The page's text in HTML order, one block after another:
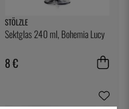
STÖLZLE
Sektglas 240 ml, Bohemia Lucy
8 €